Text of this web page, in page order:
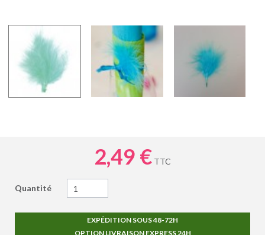
2,49 € TTC
Quantité
EXPÉDITION SOUS 48-72H
OPTION LIVRAISON EXPRESS 24H